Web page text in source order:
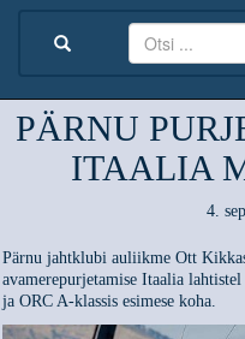
PÄRNU
ITAALIA
4.
Pärnu jahtklubi auliikme Ott
avamerepurjetamise Itaalia
ja ORC A-klassis esimese koha.